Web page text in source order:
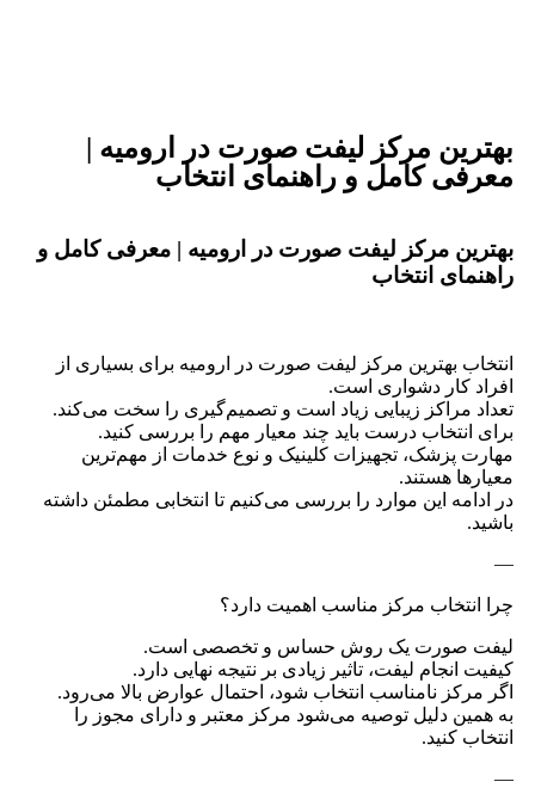
بهترین مرکز لیفت صورت در ارومیه |
معرفی کامل و راهنمای انتخاب
بهترین مرکز لیفت صورت در ارومیه | معرفی کامل و
راهنمای انتخاب
انتخاب بهترین مرکز لیفت صورت در ارومیه برای بسیاری از
افراد کار دشواری است.
تعداد مراکز زیبایی زیاد است و تصمیم‌گیری را سخت می‌کند.
برای انتخاب درست باید چند معیار مهم را بررسی کنید.
مهارت پزشک، تجهیزات کلینیک و نوع خدمات از مهم‌ترین
معیارها هستند.
در ادامه این موارد را بررسی می‌کنیم تا انتخابی مطمئن داشته
باشید.
—
چرا انتخاب مرکز مناسب اهمیت دارد؟
لیفت صورت یک روش حساس و تخصصی است.
کیفیت انجام لیفت، تاثیر زیادی بر نتیجه نهایی دارد.
اگر مرکز نامناسب انتخاب شود، احتمال عوارض بالا می‌رود.
به همین دلیل توصیه می‌شود مرکز معتبر و دارای مجوز را
انتخاب کنید.
—